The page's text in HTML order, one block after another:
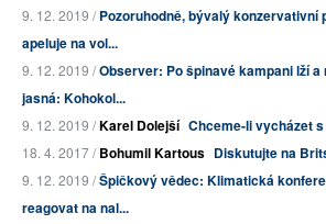
9. 12. 2019 /Pozoruhodně, bývalý konzervativní
apeluje na vol...
9. 12. 2019 /Observer: Po špinavé kampani lží
jasná: Kohokol...
9. 12. 2019 /Karel Dolejší Chceme-li vycházet s
18. 4. 2017 /Bohumil Kartous Diskutujte na
9. 12. 2019 /Špičkový vědec: Klimatická
reagovat na nal...